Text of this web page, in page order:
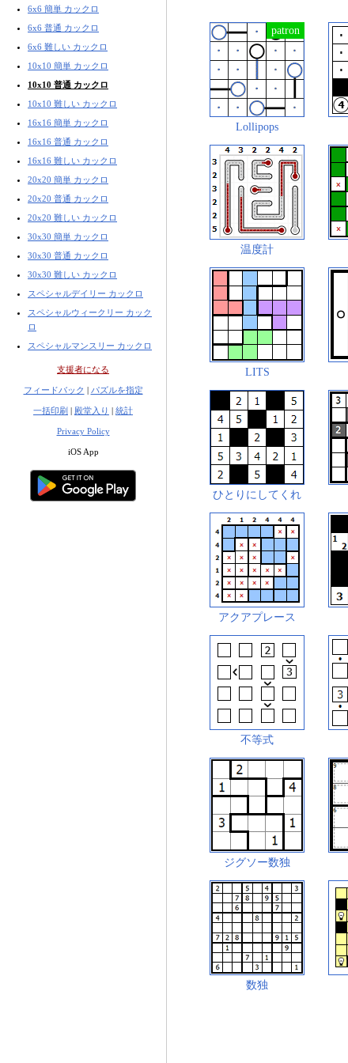
6x6 簡単 カックロ
6x6 普通 カックロ
6x6 難しい カックロ
10x10 簡単 カックロ
10x10 普通 カックロ
10x10 難しい カックロ
16x16 簡単 カックロ
16x16 普通 カックロ
16x16 難しい カックロ
20x20 簡単 カックロ
20x20 普通 カックロ
20x20 難しい カックロ
30x30 簡単 カックロ
30x30 普通 カックロ
30x30 難しい カックロ
スペシャルデイリー カックロ
スペシャルウィークリー カック
ロ
スペシャルマンスリー カックロ
支援者になる
フィードバック | パズルを指定
一括印刷 | 殿堂入り | 統計
Privacy Policy
iOS App
Lollipops
温度計
LITS
ひとりにしてくれ
アクアプレース
不等式
ジグソー数独
数独